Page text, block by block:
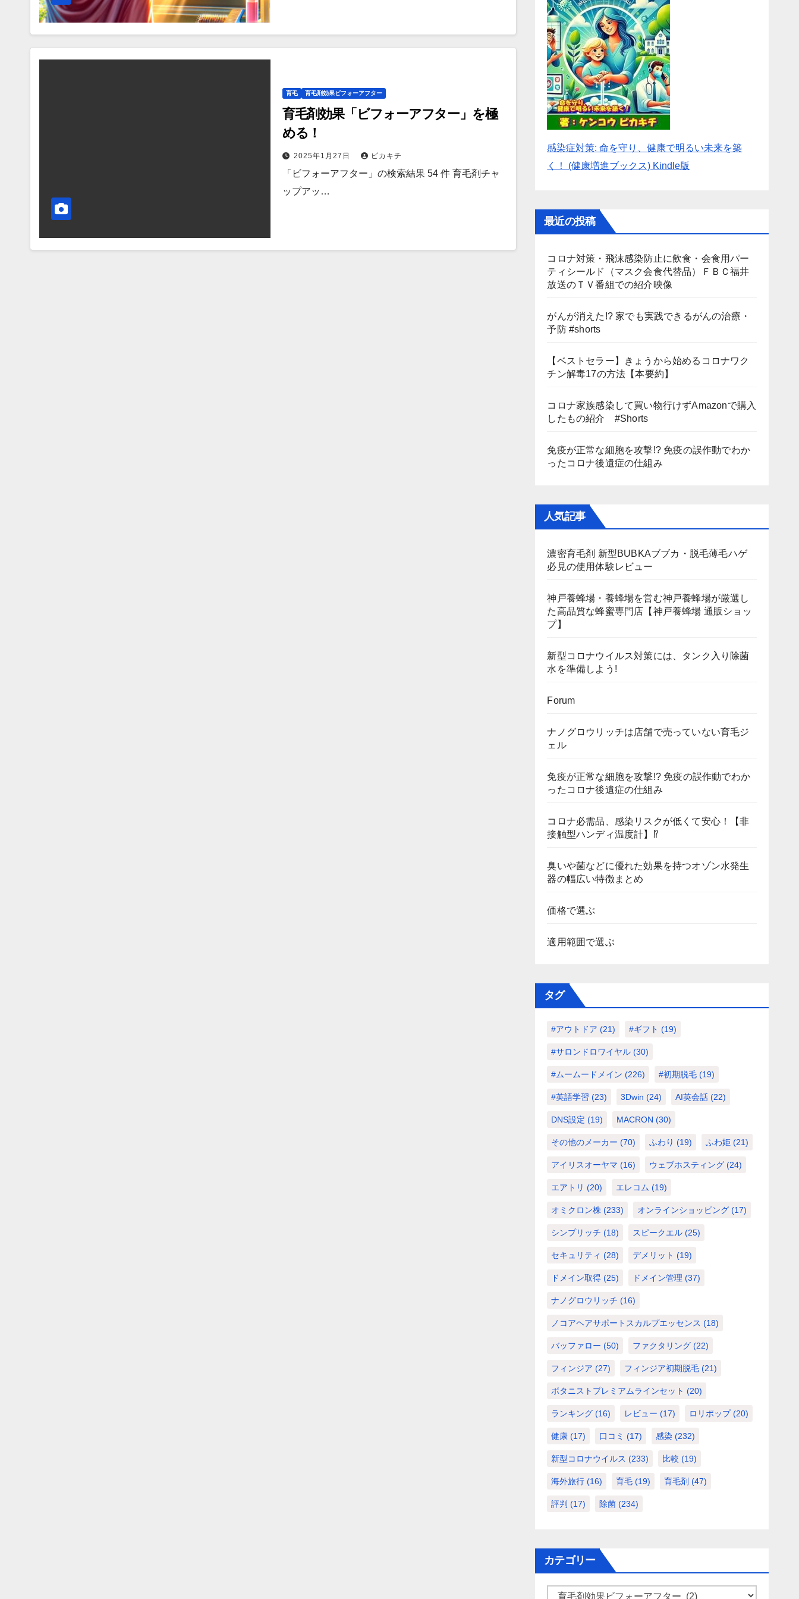
育毛 育毛剤効果ビフォーアフター
育毛剤効果「ビフォーアフター」を極
める！
2025年1月27日 ピカキチ
「ビフォーアフター」の検索結果 54 件 育毛剤チャ
ップアッ…
感染症対策: 命を守り、健康で明るい未来を築
く！ (健康増進ブックス) Kindle版
最近の投稿
コロナ対策・飛沫感染防止に飲食・会食用パー
ティシールド（マスク会食代替品）ＦＢＣ福井
放送のＴＶ番組での紹介映像
がんが消えた!? 家でも実践できるがんの治療・
予防 #shorts
【ベストセラー】きょうから始めるコロナワク
チン解毒17の方法【本要約】
コロナ家族感染して買い物行けずAmazonで購入
したもの紹介 #Shorts
免疫が正常な細胞を攻撃!? 免疫の誤作動でわか
ったコロナ後遺症の仕組み
人気記事
濃密育毛剤 新型BUBKAブブカ・脱毛薄毛ハゲ
必見の使用体験レビュー
神戸養蜂場・養蜂場を営む神戸養蜂場が厳選し
た高品質な蜂蜜専門店【神戸養蜂場 通販ショッ
プ】
新型コロナウイルス対策には、タンク入り除菌
水を準備しよう!
Forum
ナノグロウリッチは店舗で売っていない育毛ジ
ェル
免疫が正常な細胞を攻撃!? 免疫の誤作動でわか
ったコロナ後遺症の仕組み
コロナ必需品、感染リスクが低くて安心！【非
接触型ハンディ温度計】⁉
臭いや菌などに優れた効果を持つオゾン水発生
器の幅広い特徴まとめ
価格で選ぶ
適用範囲で選ぶ
タグ
#アウトドア (21) #ギフト (19)
#サロンドロワイヤル (30)
#ムームードメイン (226) #初期脱毛 (19)
#英語学習 (23) 3Dwin (24) AI英会話 (22)
DNS設定 (19) MACRON (30)
その他のメーカー (70) ふわり (19) ふわ姫 (21)
アイリスオーヤマ (16) ウェブホスティング (24)
エアトリ (20) エレコム (19)
オミクロン株 (233) オンラインショッピング (17)
シンプリッチ (18) スピークエル (25)
セキュリティ (28) デメリット (19)
ドメイン取得 (25) ドメイン管理 (37)
ナノグロウリッチ (16)
ノコアヘアサポートスカルプエッセンス (18)
バッファロー (50) ファクタリング (22)
フィンジア (27) フィンジア初期脱毛 (21)
ボタニストプレミアムラインセット (20)
ランキング (16) レビュー (17) ロリポップ(20)
健康 (17) 口コミ (17) 感染 (232)
新型コロナウイルス (233) 比較 (19)
海外旅行 (16) 育毛 (19) 育毛剤 (47)
評判 (17) 除菌 (234)
カテゴリー